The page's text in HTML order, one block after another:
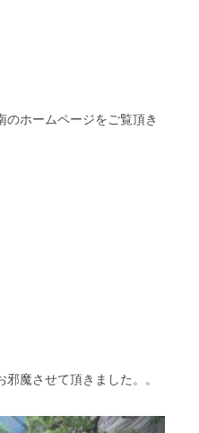
のホームページをご覧頂き
魔させて頂きました。。